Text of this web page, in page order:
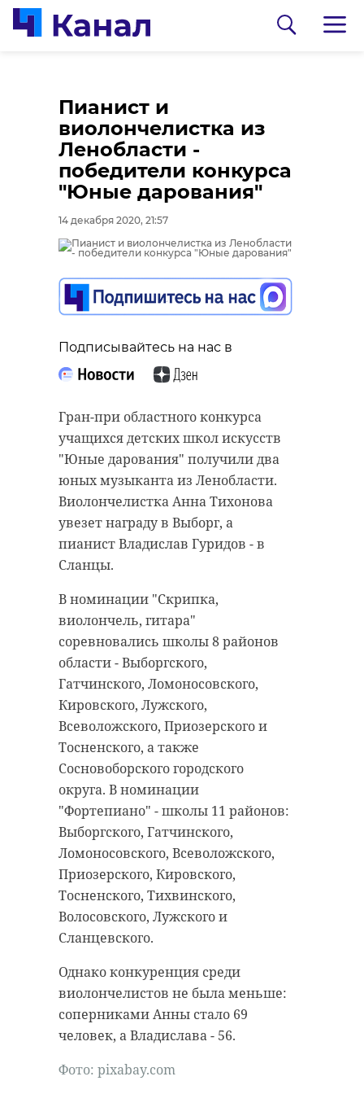
Пианист и
виолончелистка из
Ленобласти -
победители конкурса
"Юные дарования"
14 декабря 2020, 21:57
Подписывайтесь на нас в
Гран-при областного конкурса
учащихся детских школ искусств
"Юные дарования" получили два
юных музыканта из Ленобласти.
Виолончелистка Анна Тихонова
увезет награду в Выборг, а
пианист Владислав Гуридов - в
Сланцы.
В номинации "Скрипка,
виолончель, гитара"
соревновались школы 8 районов
области - Выборгского,
Гатчинского, Ломоносовского,
Кировского, Лужского,
Всеволожского, Приозерского и
Тосненского, а также
Сосновоборского городского
округа. В номинации
"Фортепиано" - школы 11 районов:
Выборгского, Гатчинского,
Ломоносовского, Всеволожского,
Приозерского, Кировского,
Тосненского, Тихвинского,
Волосовского, Лужского и
Сланцевского.
Однако конкуренция среди
виолончелистов не была меньше:
соперниками Анны стало 69
человек, а Владислава - 56.
Фото: pixabay.com
0:00 / 0:00
В Гатчинском районе
добровольцы
реставрируют
“особняк с
века
Подписывайтесь на нас в
Сейчас расчищают рамы, снимают
старый слой краски.
Реставрируют уникальные
витражи в морском стиле.
Впереди шпаклевка дома,
утепление пенькой,
антибиологическая и
противопожарная обработка.
гатчинский район
добровольцы
реставрация усадьба
Поделиться статьей:
0:00 / 0:00
Сосновоборец
разгадал тайну
могилы на
старинном кладбище
об истории города
Подписывайтесь на нас в
Руслан Семенченко мечтает,
чтобы историки-профессионалы
больше узнали о жизни Анны. В
этом году бельгийские архивы
рассекретят документы 100-
летней давности и, может тогда,
удастся узнать, какой была жизнь
Анны Беквор и других бельгийцев
в Сосновом Бору.
история сосновый бор
Поделиться статьей: